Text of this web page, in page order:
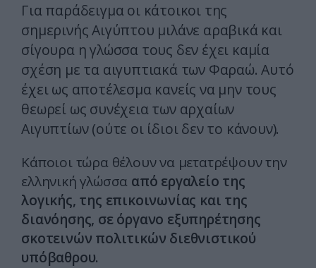
Για παράδειγμα οι κάτοικοι της
σημερινής Αιγύπτου μιλάνε αραβικά και
σίγουρα η γλώσσα τους δεν έχει καμία
σχέση με τα αιγυπτιακά των Φαραώ. Αυτό
έχει ως αποτέλεσμα κανείς να μην τους
θεωρεί ως συνέχεια των αρχαίων
Αιγυπτίων (ούτε οι ίδιοι δεν το κάνουν).
Κάποιοι τώρα θέλουν να μετατρέψουν την
ελληνική γλώσσα από εργαλείο της
λογικής, της επικοινωνίας και της
διανόησης, σε όργανο εξυπηρέτησης
σκοτεινών πολιτικών διεθνιστικού
υπόβαθρου.